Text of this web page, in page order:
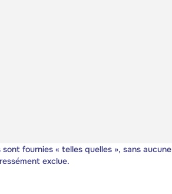
fournies « telles quelles », sans aucune
exclue.